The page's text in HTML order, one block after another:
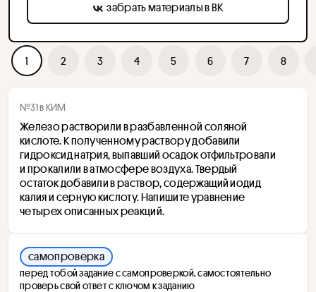
1 2 3 4 5 6 7 8
№31 в КИМ
Железо растворили в разбавленной соляной
кислоте. К полученному раствору добавили
гидроксид натрия, выпавший осадок отфильтровали
и прокалили в атмосфере воздуха. Твердый
остаток добавили в раствор, содержащий иодид
калия и серную кислоту. Напишите уравнение
четырех описанных реакций.
самопроверка
перед тобой задание с самопроверкой, самостоятельно
проверь свой ответ с ключом к заданию
забрать материалы в ВК